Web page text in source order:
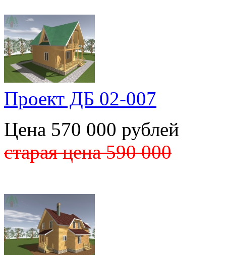
Проект ДБ 02-007
Цена 570 000 рублей
старая цена 590 000